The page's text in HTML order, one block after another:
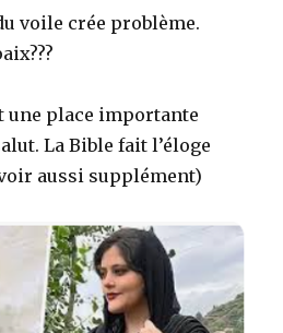
voile crée problème.
une place importante
La Bible fait l’éloge
aussi supplément)